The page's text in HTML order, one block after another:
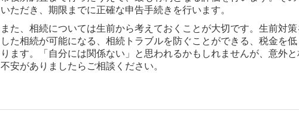
いただき、期限までに正確な申告手続きを行います。
また、相続については生前から考えておくことが大切です。生前対
した相続が可能になる、相続トラブルを防ぐことができる、税金を
ります。「自分には関係ない」と思われるかもしれませんが、意外
不安がありましたらご相談ください。